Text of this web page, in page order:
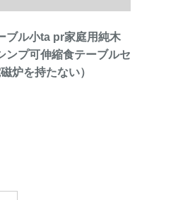
ブル小ta pr家庭用純木
ンプ可伸縮食テーブルセ
炉を持たない）